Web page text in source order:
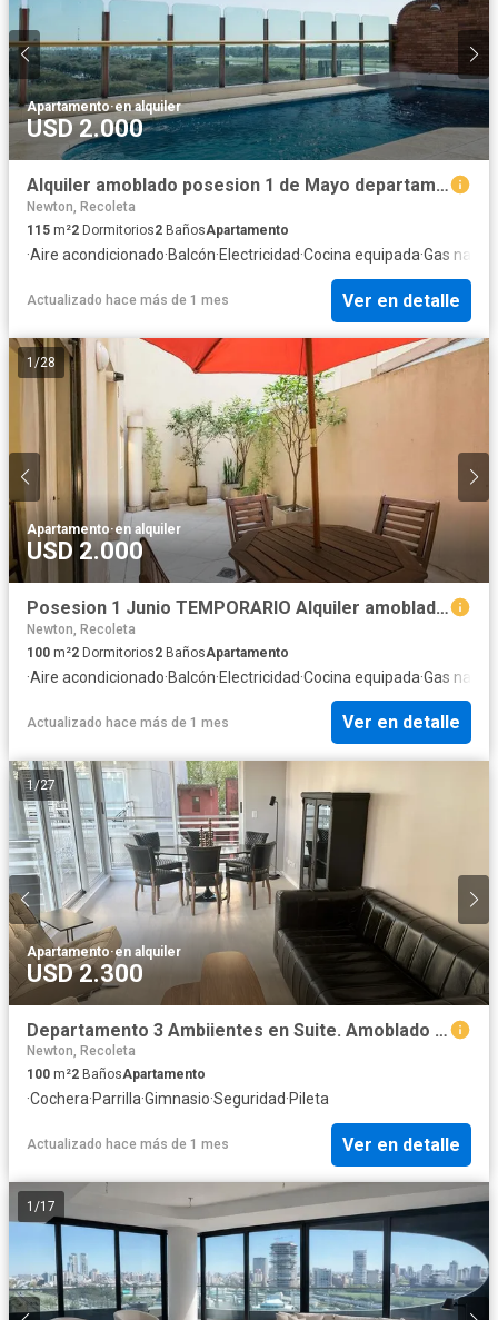
Apartamento·en alquiler
USD 2.000
Alquiler amoblado posesion 1 de Mayo departamento Terraza - AMENITIES Vig24hs Pileta Gimnasio tempor
Newton, Recoleta
115 m²2 Dormitorios2 BañosApartamento
·Aire acondicionado·Balcón·Electricidad·Cocina equipada·Gas
Actualizado hace más de 1 mes Ver en detalle
1 /28
Apartamento·en alquiler
USD 2.000
Posesion 1 Junio TEMPORARIO Alquiler amoblado departamento Terraza - Vig24hs Pileta Gimnasio
Newton, Recoleta
100 m²2 Dormitorios2 BañosApartamento
·Aire acondicionado·Balcón·Electricidad·Cocina equipada·Gas
Actualizado hace más de 1 mes Ver en detalle
1/27
Apartamento·en alquiler
USD 2.300
Departamento 3 Ambiientes en Suite. Amoblado con cochera, Full Amenities sobre Cervinio 4700.
Newton, Recoleta
100 m²2 BañosApartamento
·Cochera·Parrilla·Gimnasio·Seguridad·Pileta
Actualizado hace más de 1 mes Ver en detalle
1 /17